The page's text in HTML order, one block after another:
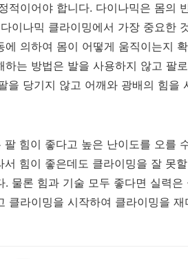
적이어야 합니다. 다이나믹은 몸의
이나믹 클라이밍에서 가장 중요한
에 의하여 몸이 어떻게 움직이는지
하는 방법은 발을 사용하지 않고 팔
을 당기지 않고 어깨와 광배의 힘을
팔 힘이 좋다고 높은 난이도를 오를
서 힘이 좋은데도 클라이밍을 잘 못
. 물론 힘과 기술 모두 좋다면 실력
클라이밍을 시작하여 클라이밍을